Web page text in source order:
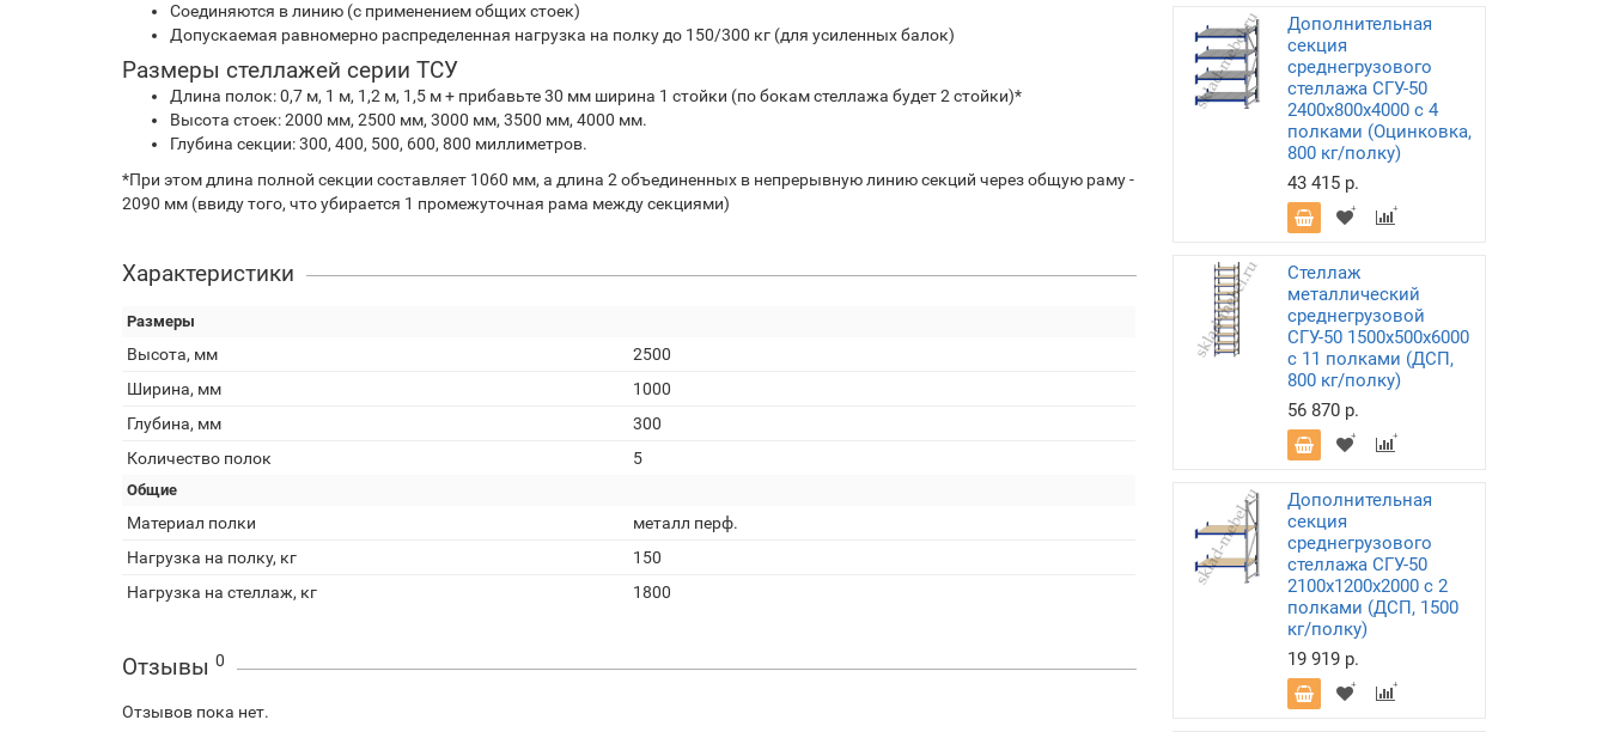
Соединяются в линию (с применением общих стоек)
Допускаемая равномерно распределенная нагрузка на полку до 150/300 кг (для усиленных балок)
Размеры стеллажей серии ТСУ
Длина полок: 0,7 м, 1 м, 1,2 м, 1,5 м + прибавьте 30 мм ширина 1 стойки (по бокам стеллажа будет 2 стойки)*
Высота стоек: 2000 мм, 2500 мм, 3000 мм, 3500 мм, 4000 мм.
Глубина секции: 300, 400, 500, 600, 800 миллиметров.
*При этом длина полной секции составляет 1060 мм, а длина 2 объединенных в непрерывную линию секций через общую раму -
2090 мм (ввиду того, что убирается 1 промежуточная рама между секциями)
Характеристики
Размеры
Высота, мм
2500
Ширина, мм
1000
Глубина, мм
300
Количество полок
5
Общие
Материал полки
металл перф.
Нагрузка на полку, кг
150
Нагрузка на стеллаж, кг
1800
Отзывы 0
Отзывов пока нет.
Дополнительная
секция
среднегрузового
стеллажа СГУ-50
2400х800х4000 с 4
полками (Оцинковка,
800 кг/полку)
43 415 р.
Стеллаж
металлический
среднегрузовой
СГУ-50 1500х500х6000
с 11 полками (ДСП,
800 кг/полку)
56 870 р.
Дополнительная
секция
среднегрузового
стеллажа СГУ-50
2100х1200х2000 с 2
полками (ДСП, 1500
кг/полку)
19 919 р.